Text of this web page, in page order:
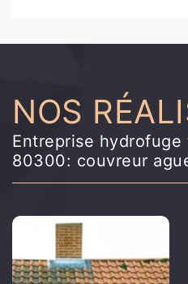
NOS
Entreprise
80300: couvreur